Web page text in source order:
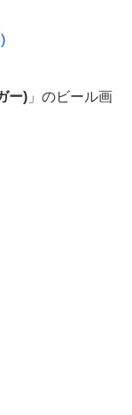
ー) 」のビール画